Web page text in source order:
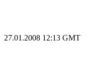
27.01.2008 12:13 GMT